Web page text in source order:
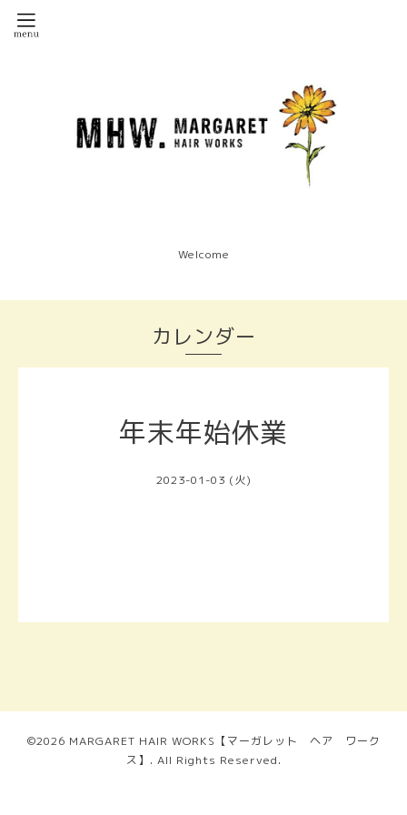
Welcome
カレンダー
年末年始休業
2023-01-03 (火)
©2026 MARGARET HAIR WORKS【マーガレット ヘア ワーク
ス】 . All Rights Reserved.